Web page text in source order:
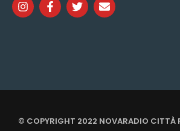
© COPYRIGHT 2022 NOVARADIO CITTÀ